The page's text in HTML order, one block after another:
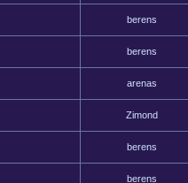
berens
berens
arenas
Zimond
berens
berens